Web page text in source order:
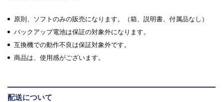
原則、ソフトのみの販売になります。（箱、説明書、付属品なし）
バックアップ電池は保証の対象外になります。
互換機での動作不良は保証対象外です。
商品は、使用感がございます。
配送について